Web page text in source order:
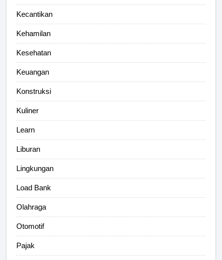
Kecantikan
Kehamilan
Kesehatan
Keuangan
Konstruksi
Kuliner
Learn
Liburan
Lingkungan
Load Bank
Olahraga
Otomotif
Pajak